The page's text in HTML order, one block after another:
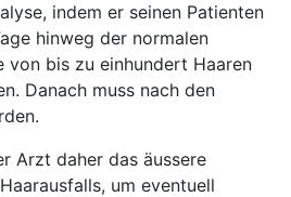
indem er seinen Patienten
hinweg der normalen
von bis zu einhundert Haaren
Danach muss nach den
Arzt daher das äussere
um eventuell